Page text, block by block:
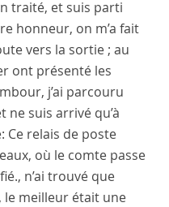
traité, et suis parti
honneur, on m’a fait
vers la sortie ; au
ont présenté les
j’ai parcouru
suis arrivé qu’à
Ce relais de poste
où le comte passe
, n’ai trouvé que
meilleur était une